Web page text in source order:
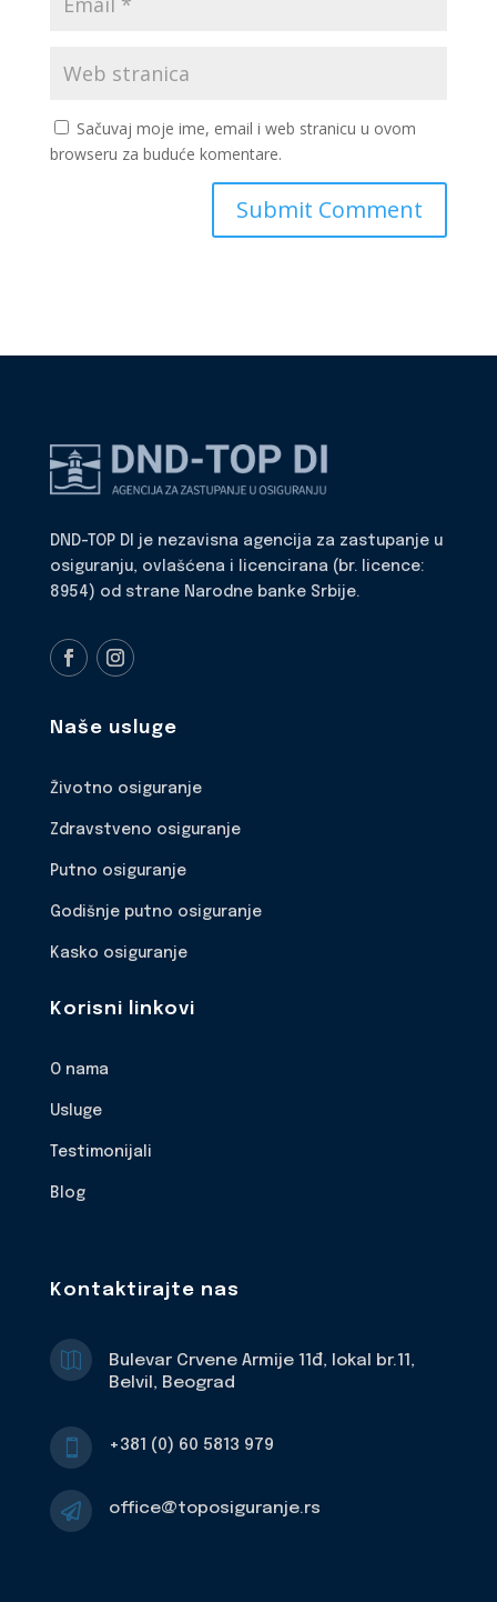
Sačuvaj moje ime, email i web stranicu u ovom
browseru za buduće komentare.
DND-TOP DI je nezavisna agencija za zastupanje u
osiguranju, ovlašćena i licencirana (br. licence:
8954) od strane Narodne banke Srbije.
Naše usluge
Životno osiguranje
Zdravstveno osiguranje
Putno osiguranje
Godišnje putno osiguranje
Kasko osiguranje
Korisni linkovi
O nama
Usluge
Testimonijali
Blog
Kontaktirajte nas

Bulevar Crvene Armije 11đ, lokal br.11,
Belvil, Beograd
 +381 (0) 60 5813 979
 office@toposiguranje.rs